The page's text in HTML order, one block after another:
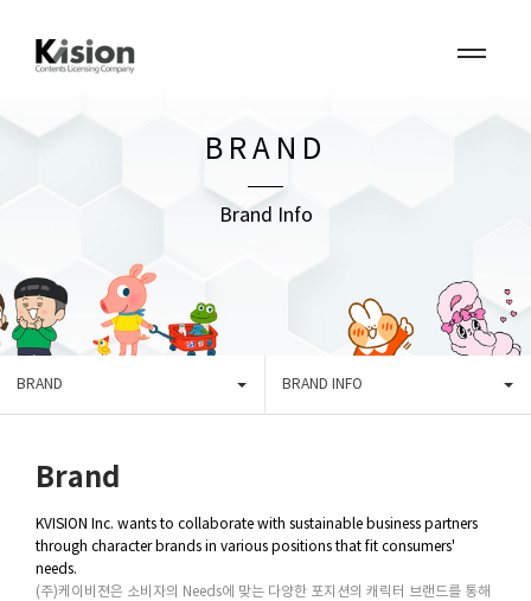
BRAND
Brand Info
BRAND BRAND INFO
Brand
KVISION Inc. wants to collaborate with sustainable business partners
through character brands in various positions that fit consumers'
needs.
(주)케이비젼은 소비자의 Needs에 맞는 다양한 포지션의 캐릭터 브랜드를 통해